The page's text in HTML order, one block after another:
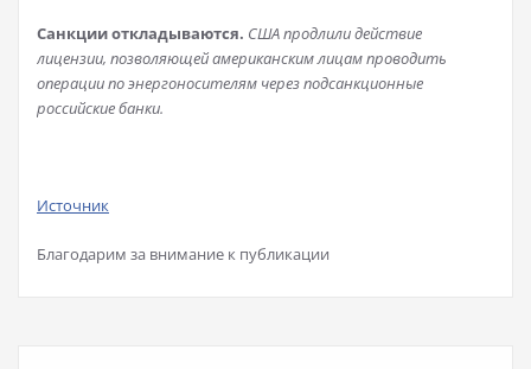
Санкции откладываются. США продлили действие
лицензии, позволяющей американским лицам проводить
операции по энергоносителям через подсанкционные
российские банки.
Источник
Благодарим за внимание к публикации